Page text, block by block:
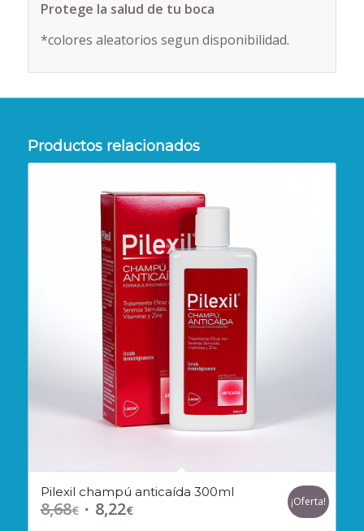
Protege la salud de tu boca
*colores aleatorios segun disponibilidad.
Productos relacionados
Pilexil champú anticaída 300ml
8,68€ El 8,22€El
¡Oferta!